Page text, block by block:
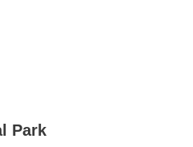
Park